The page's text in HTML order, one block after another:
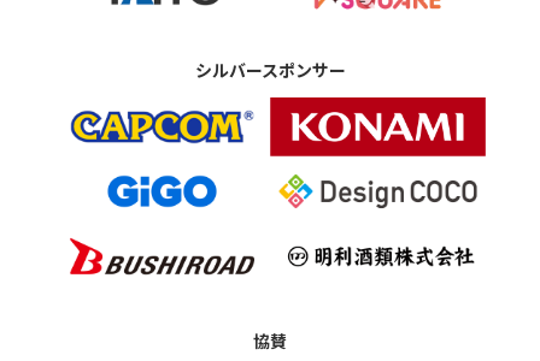
シルバースポンサー
協賛